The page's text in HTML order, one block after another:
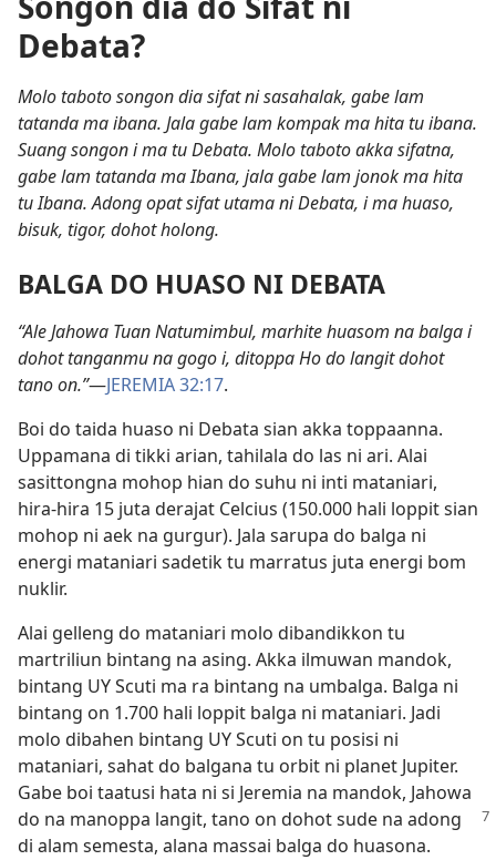
Debata?
Molo taboto songon dia sifat ni sasahalak, gabe lam
tatanda ma ibana. Jala gabe lam kompak ma hita tu ibana.
Suang songon i ma tu Debata. Molo taboto akka sifatna,
gabe lam tatanda ma Ibana, jala gabe lam jonok ma hita
tu Ibana. Adong opat sifat utama ni Debata, i ma huaso,
bisuk, tigor, dohot holong.
BALGA DO HUASO NI DEBATA
“Ale Jahowa Tuan Natumimbul, marhite huasom na balga i
dohot tanganmu na gogo i, ditoppa Ho do langit dohot
tano on.”—JEREMIA 32:17.
Boi do taida huaso ni Debata sian akka toppaanna.
Uppamana di tikki arian, tahilala do las ni ari. Alai
sasittongna mohop hian do suhu ni inti mataniari,
hira-hira 15 juta derajat Celcius (150.000 hali loppit sian
mohop ni aek na gurgur). Jala sarupa do balga ni
energi mataniari sadetik tu marratus juta energi bom
nuklir.
Alai gelleng do mataniari molo dibandikkon tu
martriliun bintang na asing. Akka ilmuwan mandok,
bintang UY Scuti ma ra bintang na umbalga. Balga ni
bintang on 1.700 hali loppit balga ni mataniari. Jadi
molo dibahen bintang UY Scuti on tu posisi ni
mataniari, sahat do balgana tu orbit ni planet Jupiter.
Gabe boi taatusi hata ni si Jeremia na mandok, Jahowa
do na manoppa langit, tano on dohot sude na adong
di alam semesta, alana massai balga do huasona.